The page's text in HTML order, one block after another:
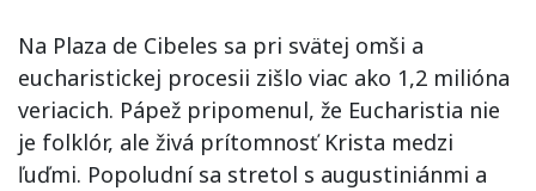
Na Plaza de Cibeles sa pri svätej omši a
eucharistickej procesii zišlo viac ako 1,2 milióna
veriacich. Pápež pripomenul, že Eucharistia nie
je folklór, ale živá prítomnosť Krista medzi
ľuďmi. Popoludní sa stretol s augustiniánmi a